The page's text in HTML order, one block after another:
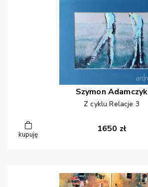
Szymon Adamczyk
Z cyklu Relacje 3
kupuję
1650 zł